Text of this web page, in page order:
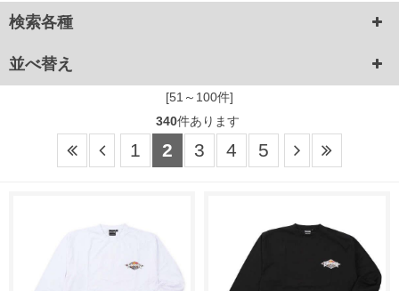
検索各種
並べ替え
[51～100件]
340件あります
1 2 3 4 5